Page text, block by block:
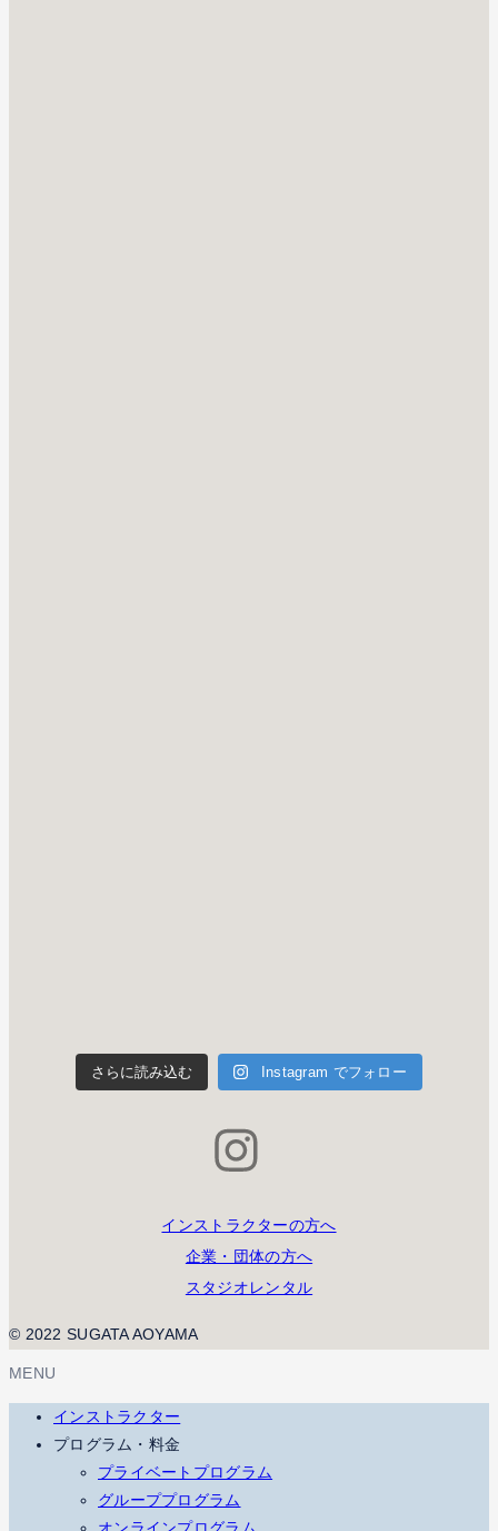
さらに読み込む Instagram でフォロー
インストラクターの方へ
企業・団体の方へ
スタジオレンタル
© 2022 SUGATA AOYAMA
MENU
インストラクター
プログラム・料金
プライベートプログラム
グループプログラム